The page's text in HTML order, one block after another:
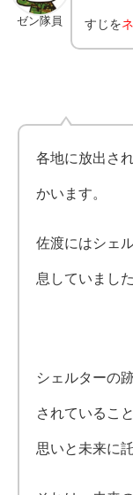
ゼン隊員 すじを
各地に放出さ
かいます。
佐渡にはシェ
息していました
シェルターの
されているこ
思いと未来に